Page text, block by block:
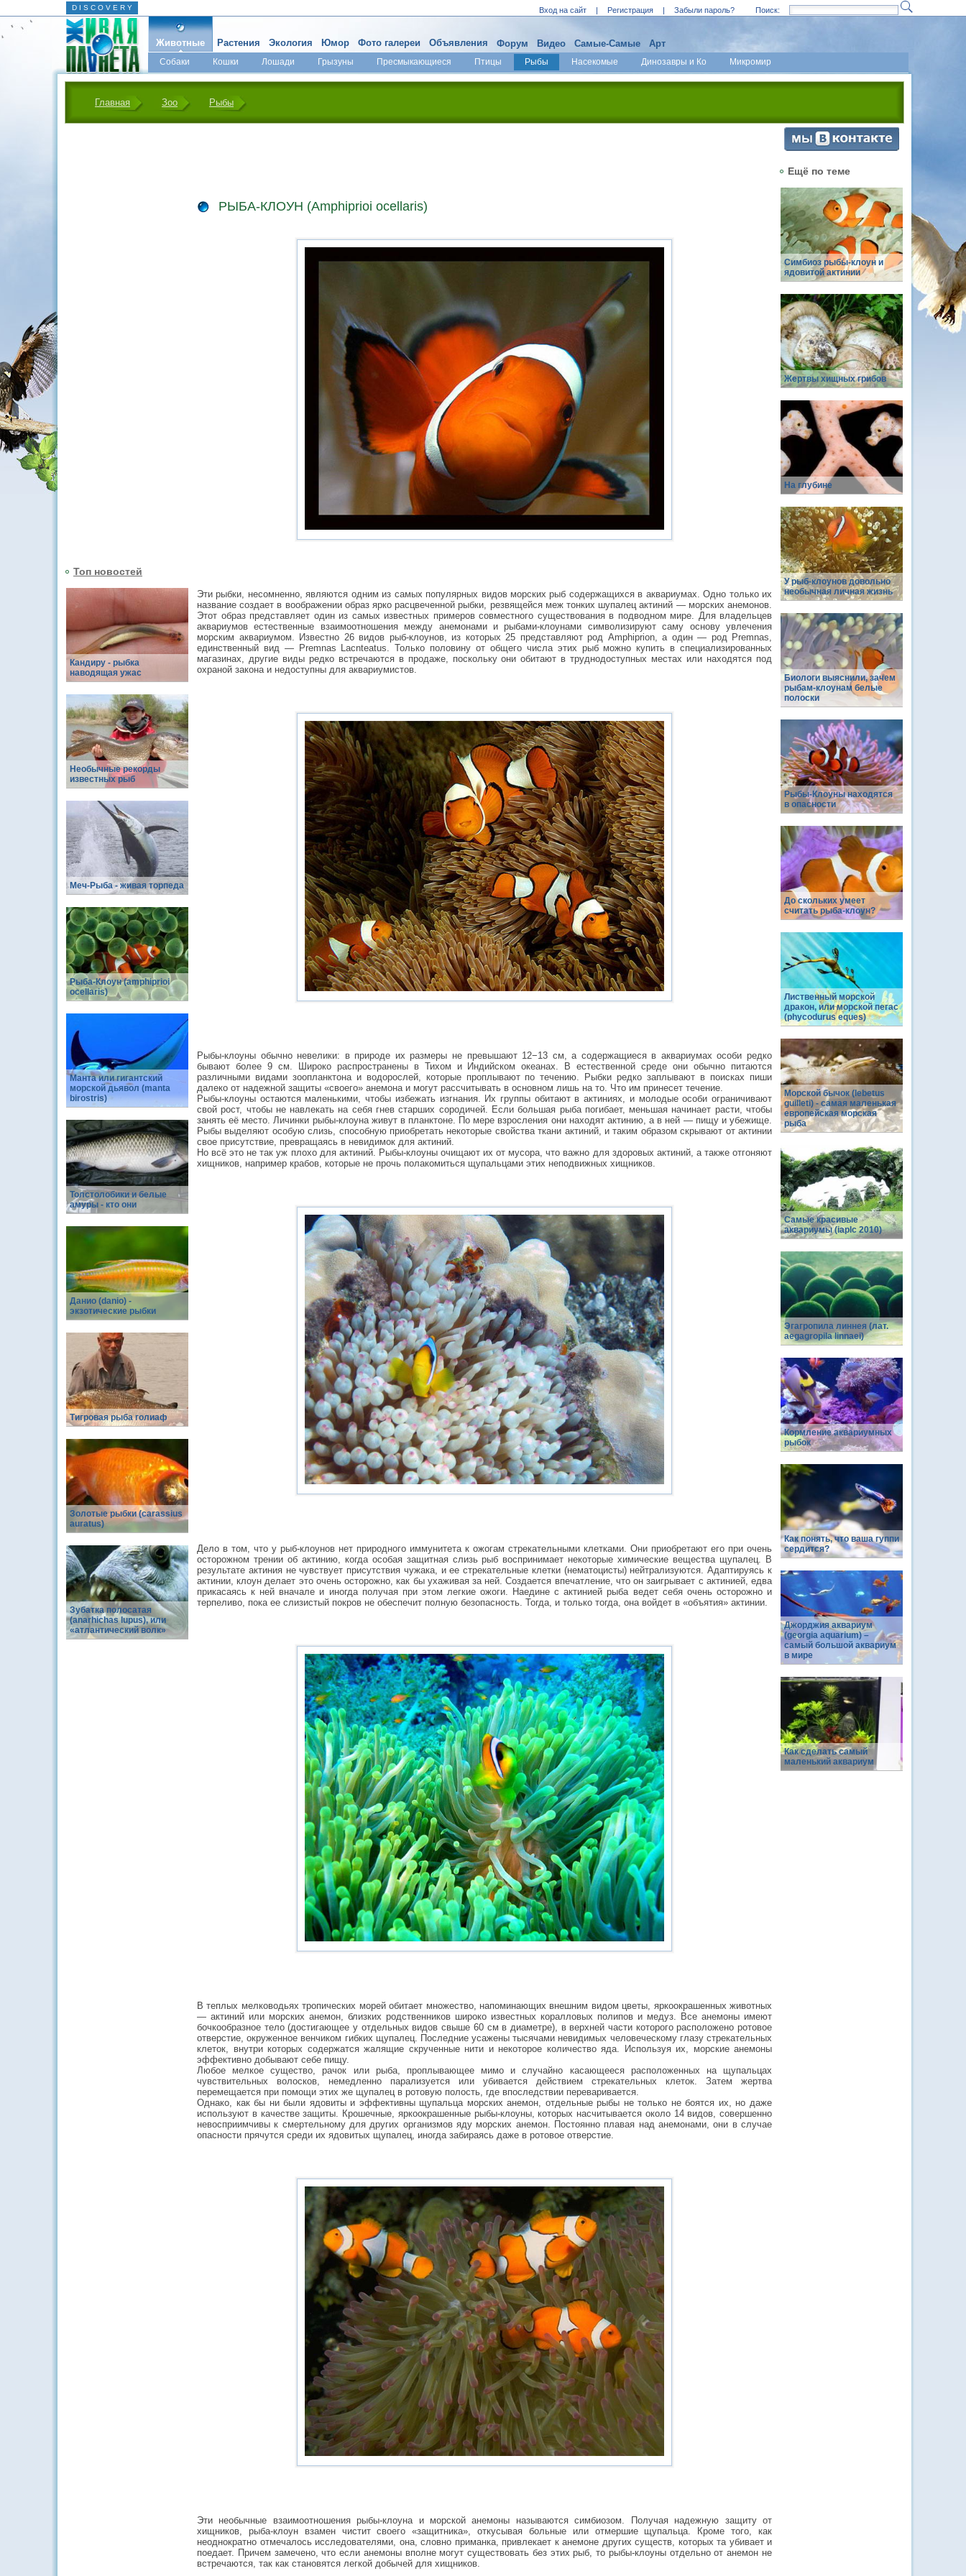
D I S C O V E R Y Вход на сайт | Регистрация | Забыли пароль? Поиск:
Животные
Собаки Кошки Лошади Грызуны Пресмыкающиеся Птицы Рыбы Насекомые Динозавры и Ко Микромир
Растения Экология Юмор Фото галереи Объявления Форум Видео Самые-Самые Арт
Главная Зоо Рыбы
Топ новостей
Кандиру - рыбка
наводящая ужас
Необычные рекорды
известных рыб
Меч-Рыба - живая торпеда
Рыба-Клоун (amphiprioi
ocellaris)
Манта или гигантский
морской дьявол (manta
birostris)
Толстолобики и белые
амуры - кто они
Данио (danio) -
экзотические рыбки
Тигровая рыба голиаф
Золотые рыбки (carassius
auratus)
Зубатка полосатая
(anarhichas lupus), или
«атлантический волк»
РЫБА-КЛОУН (Amphiprioi ocellaris)
Эти рыбки, несомненно, являются одним из самых популярных видов морских рыб содержащихся в аквариумах. Одно только их
название создает в воображении образ ярко расцвеченной рыбки, резвящейся меж тонких шупалец актиний — морских анемонов.
Этот образ представляет один из самых известных примеров совместного существования в подводном мире. Для владельцев
аквариумов естественные взаимоотношения между анемонами и рыбами-клоунами символизируют саму основу увлечения
морским аквариумом. Известно 26 видов рыб-клоунов, из которых 25 представляют род Amphiprion, а один — род Premnas,
единственный вид — Premnas Lасnteatus. Только половину от общего числа этих рыб можно купить в специализированных
магазинах, другие виды редко встречаются в продаже, поскольку они обитают в труднодоступных местах или находятся под
охраной закона и недоступны для аквариумистов.
Рыбы-клоуны обычно невелики: в природе их размеры не превышают 12−13 см, а содержащиеся в аквариумах особи редко
бывают более 9 см. Широко распространены в Тихом и Индийском океанах. В естественной среде они обычно питаются
различными видами зоопланктона и водорослей, которые проплывают по течению. Рыбки редко заплывают в поисках пиши
далеко от надежной защиты «своего» анемона и могут рассчитывать в основном лишь на то. Что им принесет течение.
Рыбы-клоуны остаются маленькими, чтобы избежать изгнания. Их группы обитают в актиниях, и молодые особи ограничивают
свой рост, чтобы не навлекать на себя гнев старших сородичей. Если большая рыба погибает, меньшая начинает расти, чтобы
занять её место. Личинки рыбы-клоуна живут в планктоне. По мере взросления они находят актинию, а в ней — пищу и убежище.
Рыбы выделяют особую слизь, способную приобретать некоторые свойства ткани актиний, и таким образом скрывают от актинии
свое присутствие, превращаясь в невидимок для актиний.
Но всё это не так уж плохо для актиний. Рыбы-клоуны очищают их от мусора, что важно для здоровых актиний, а также отгоняют
хищников, например крабов, которые не прочь полакомиться щупальцами этих неподвижных хищников.
Дело в том, что у рыб-клоунов нет природного иммунитета к ожогам стрекательными клетками. Они приобретают его при очень
осторожном трении об актинию, когда особая защитная слизь рыб воспринимает некоторые химические вещества щупалец. В
результате актиния не чувствует присутствия чужака, и ее стрекательные клетки (нематоцисты) нейтрализуются. Адаптируясь к
актинии, клоун делает это очень осторожно, как бы ухаживая за ней. Создается впечатление, что он заигрывает с актинией, едва
прикасаясь к ней вначале и иногда получая при этом легкие ожоги. Наедине с актинией рыба ведет себя очень осторожно и
терпеливо, пока ее слизистый покров не обеспечит полную безопасность. Тогда, и только тогда, она войдет в «объятия» актинии.
В теплых мелководьях тропических морей обитает множество, напоминающих внешним видом цветы, яркоокрашенных животных
— актиний или морских анемон, близких родственников широко известных коралловых полипов и медуз. Все анемоны имеют
бочкообразное тело (достигающее у отдельных видов свыше 60 см в диаметре), в верхней части которого расположено ротовое
отверстие, окруженное венчиком гибких щупалец. Последние усажены тысячами невидимых человеческому глазу стрекательных
клеток, внутри которых содержатся жалящие скрученные нити и некоторое количество яда. Используя их, морские анемоны
эффективно добывают себе пищу.
Любое мелкое существо, рачок или рыба, проплывающее мимо и случайно касающееся расположенных на щупальцах
чувствительных волосков, немедленно парализуется или убивается действием стрекательных клеток. Затем жертва
перемещается при помощи этих же щупалец в ротовую полость, где впоследствии переваривается.
Однако, как бы ни были ядовиты и эффективны щупальца морских анемон, отдельные рыбы не только не боятся их, но даже
используют в качестве защиты. Крошечные, яркоокрашенные рыбы-клоуны, которых насчитывается около 14 видов, совершенно
невосприимчивы к смертельному для других организмов яду морских анемон. Постоянно плавая над анемонами, они в случае
опасности прячутся среди их ядовитых щупалец, иногда забираясь даже в ротовое отверстие.
Эти необычные взаимоотношения рыбы-клоуна и морской анемоны называются симбиозом. Получая надежную защиту от
хищников, рыба-клоун взамен чистит своего «защитника», откусывая больные или отмершие щупальца. Кроме того, как
неоднократно отмечалось исследователями, она, словно приманка, привлекает к анемоне других существ, которых та убивает и
поедает. Причем замечено, что если анемоны вполне могут существовать без этих рыб, то рыбы-клоуны отдельно от анемон не
встречаются, так как становятся легкой добычей для хищников.
Ещё по теме
Симбиоз рыбы-клоун и
ядовитой актинии
Жертвы хищных грибов
На глубине
У рыб-клоунов довольно
необычная личная жизнь
Биологи выяснили, зачем
рыбам-клоунам белые
полоски
Рыбы-Клоуны находятся
в опасности
До скольких умеет
считать рыба-клоун?
Лиственный морской
дракон, или морской пегас
(phycodurus eques)
Морской бычок (lebetus
guilleti) - самая маленькая
европейская морская
рыба
Самые красивые
аквариумы (iaplc 2010)
Эгагропила линнея (лат.
aegagropila linnaei)
Кормление аквариумных
рыбок
Как понять, что ваша гуппи
сердится?
Джорджия аквариум
(georgia aquarium) –
cамый большой аквариум
в мире
Как сделать самый
маленький аквариум